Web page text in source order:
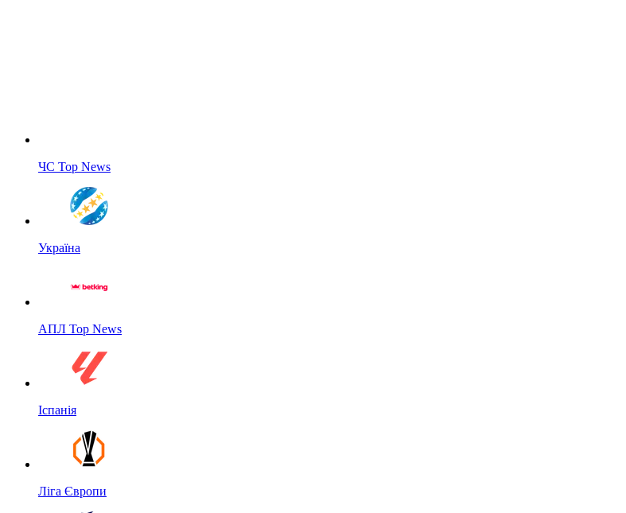
ЧС Top News
Україна
АПЛ Top News
Іспанія
Ліга Європи